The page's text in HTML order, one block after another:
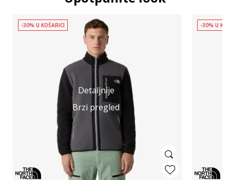
Detaljnije
Brzi pregled
-30% U KOŠARICI -30% U